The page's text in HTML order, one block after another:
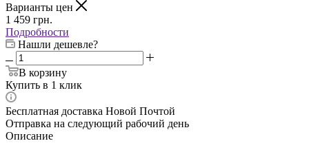
Варианты цен
1 459 грн.
Подробности
Нашли дешевле?
В корзину
Купить в 1 клик
Бесплатная доставка Новой Почтой
Отправка на следующий рабочий день
Описание